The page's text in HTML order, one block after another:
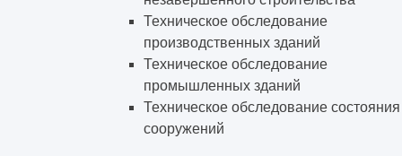
Техническое обследование
производственных зданий
Техническое обследование
промышленных зданий
Техническое обследование состояния
сооружений